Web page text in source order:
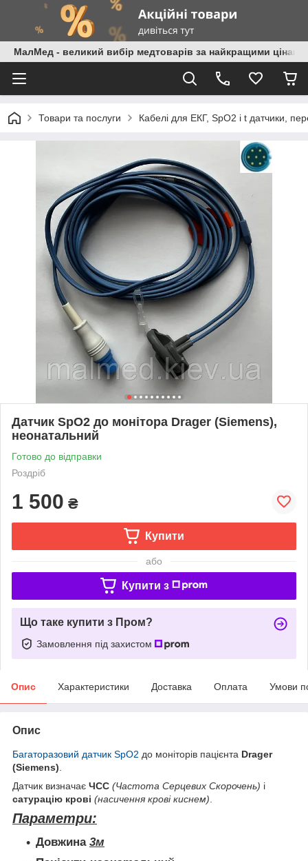
МалМед - великий вибір медтоварів за найкращими цінами
Товари та послуги Кабелі для ЕКГ, SpO2 і t датчики,
Датчик SpO2 до монітора Drager (Siemens),
неонатальний
Готово до відправки
Роздріб
1 500 ₴
Купити
або
Купити з
Що таке купити з Пром?
Замовлення під захистом
Опис Характеристики Доставка Оплата Умови
Опис
Багаторазовий датчик SpO2 до моніторів пацієнта Drager
(Siemens)
Датчик визначає ЧСС (Частота Серцевих Скорочень) і
сатурацію крові (насичення крові киснем)
Параметри:
Довжина 3м